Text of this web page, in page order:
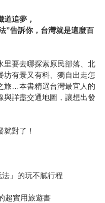
追夢，
”告訴你，台灣就是這麼百
里要去哪探索原民部落、北
坊有景又有料、獨自出走怎
旅…本書精選台灣最宜人的
與詳盡交通地圖，讓想出發
對了！
法」的玩不膩行程
超實用旅遊書